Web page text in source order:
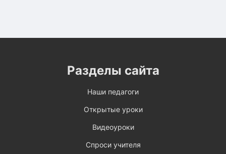
Разделы сайта
Наши педагоги
Открытые уроки
Видеоуроки
Спроси учителя